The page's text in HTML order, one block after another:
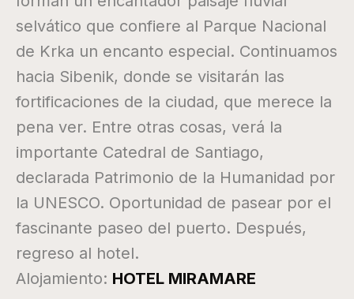
selvático que confiere al Parque Nacional
de Krka un encanto especial. Continuamos
hacia Sibenik, donde se visitarán las
fortificaciones de la ciudad, que merece la
pena ver. Entre otras cosas, verá la
importante Catedral de Santiago,
declarada Patrimonio de la Humanidad por
la UNESCO. Oportunidad de pasear por el
fascinante paseo del puerto. Después,
regreso al hotel.
Alojamiento: HOTEL MIRAMARE